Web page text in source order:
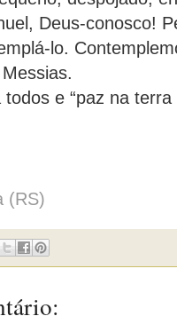
Deus-conosco!
lo.
e “paz na
(RS)